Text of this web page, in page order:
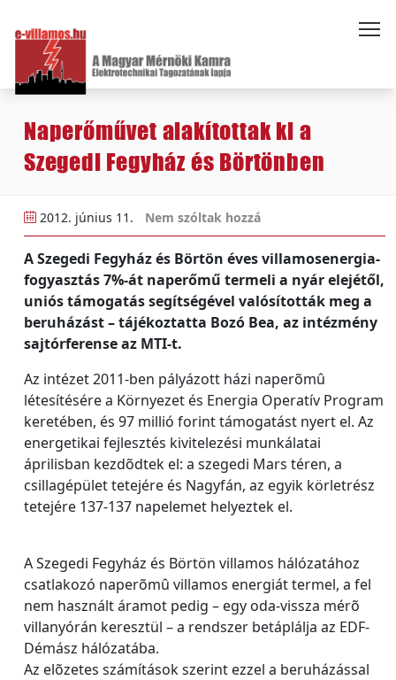
Naperőművet alakítottak ki a
Szegedi Fegyház és Börtönben
2012. június 11. Nem szóltak hozzá
A Szegedi Fegyház és Börtön éves villamosenergia-
fogyasztás 7%-át naperőmű termeli a nyár elejétől,
uniós támogatás segítségével valósították meg a
beruházást – tájékoztatta Bozó Bea, az intézmény
sajtórferense az MTI-t.
Az intézet 2011-ben pályázott házi naperõmû
létesítésére a Környezet és Energia Operatív Program
keretében, és 97 millió forint támogatást nyert el. Az
energetikai fejlesztés kivitelezési munkálatai
áprilisban kezdõdtek el: a szegedi Mars téren, a
csillagépület tetejére és Nagyfán, az egyik körletrész
tetejére 137-137 napelemet helyeztek el.
A Szegedi Fegyház és Börtön villamos hálózatához
csatlakozó naperõmû villamos energiát termel, a fel
nem használt áramot pedig – egy oda-vissza mérõ
villanyórán keresztül – a rendszer betáplálja az EDF-
Démász hálózatába.
Az elõzetes számítások szerint ezzel a beruházással